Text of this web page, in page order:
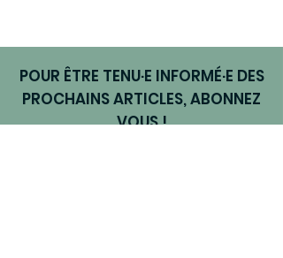
POUR ÊTRE TENU·E INFORMÉ·E DES
PROCHAINS ARTICLES, ABONNEZ
VOUS !